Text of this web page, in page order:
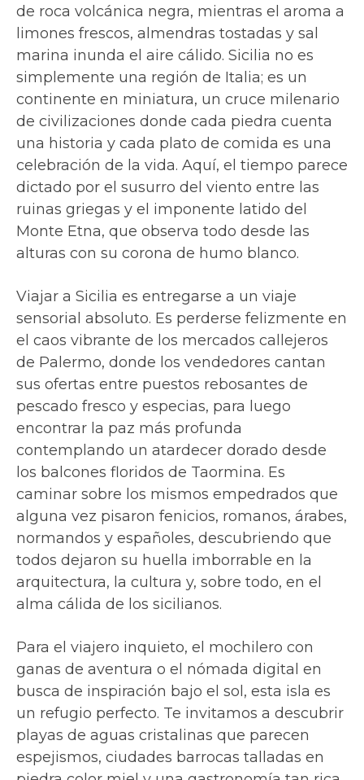
de roca volcánica negra, mientras el aroma a
limones frescos, almendras tostadas y sal
marina inunda el aire cálido. Sicilia no es
simplemente una región de Italia; es un
continente en miniatura, un cruce milenario
de civilizaciones donde cada piedra cuenta
una historia y cada plato de comida es una
celebración de la vida. Aquí, el tiempo parece
dictado por el susurro del viento entre las
ruinas griegas y el imponente latido del
Monte Etna, que observa todo desde las
alturas con su corona de humo blanco.
Viajar a Sicilia es entregarse a un viaje
sensorial absoluto. Es perderse felizmente en
el caos vibrante de los mercados callejeros
de Palermo, donde los vendedores cantan
sus ofertas entre puestos rebosantes de
pescado fresco y especias, para luego
encontrar la paz más profunda
contemplando un atardecer dorado desde
los balcones floridos de Taormina. Es
caminar sobre los mismos empedrados que
alguna vez pisaron fenicios, romanos, árabes,
normandos y españoles, descubriendo que
todos dejaron su huella imborrable en la
arquitectura, la cultura y, sobre todo, en el
alma cálida de los sicilianos.
Para el viajero inquieto, el mochilero con
ganas de aventura o el nómada digital en
busca de inspiración bajo el sol, esta isla es
un refugio perfecto. Te invitamos a descubrir
playas de aguas cristalinas que parecen
espejismos, ciudades barrocas talladas en